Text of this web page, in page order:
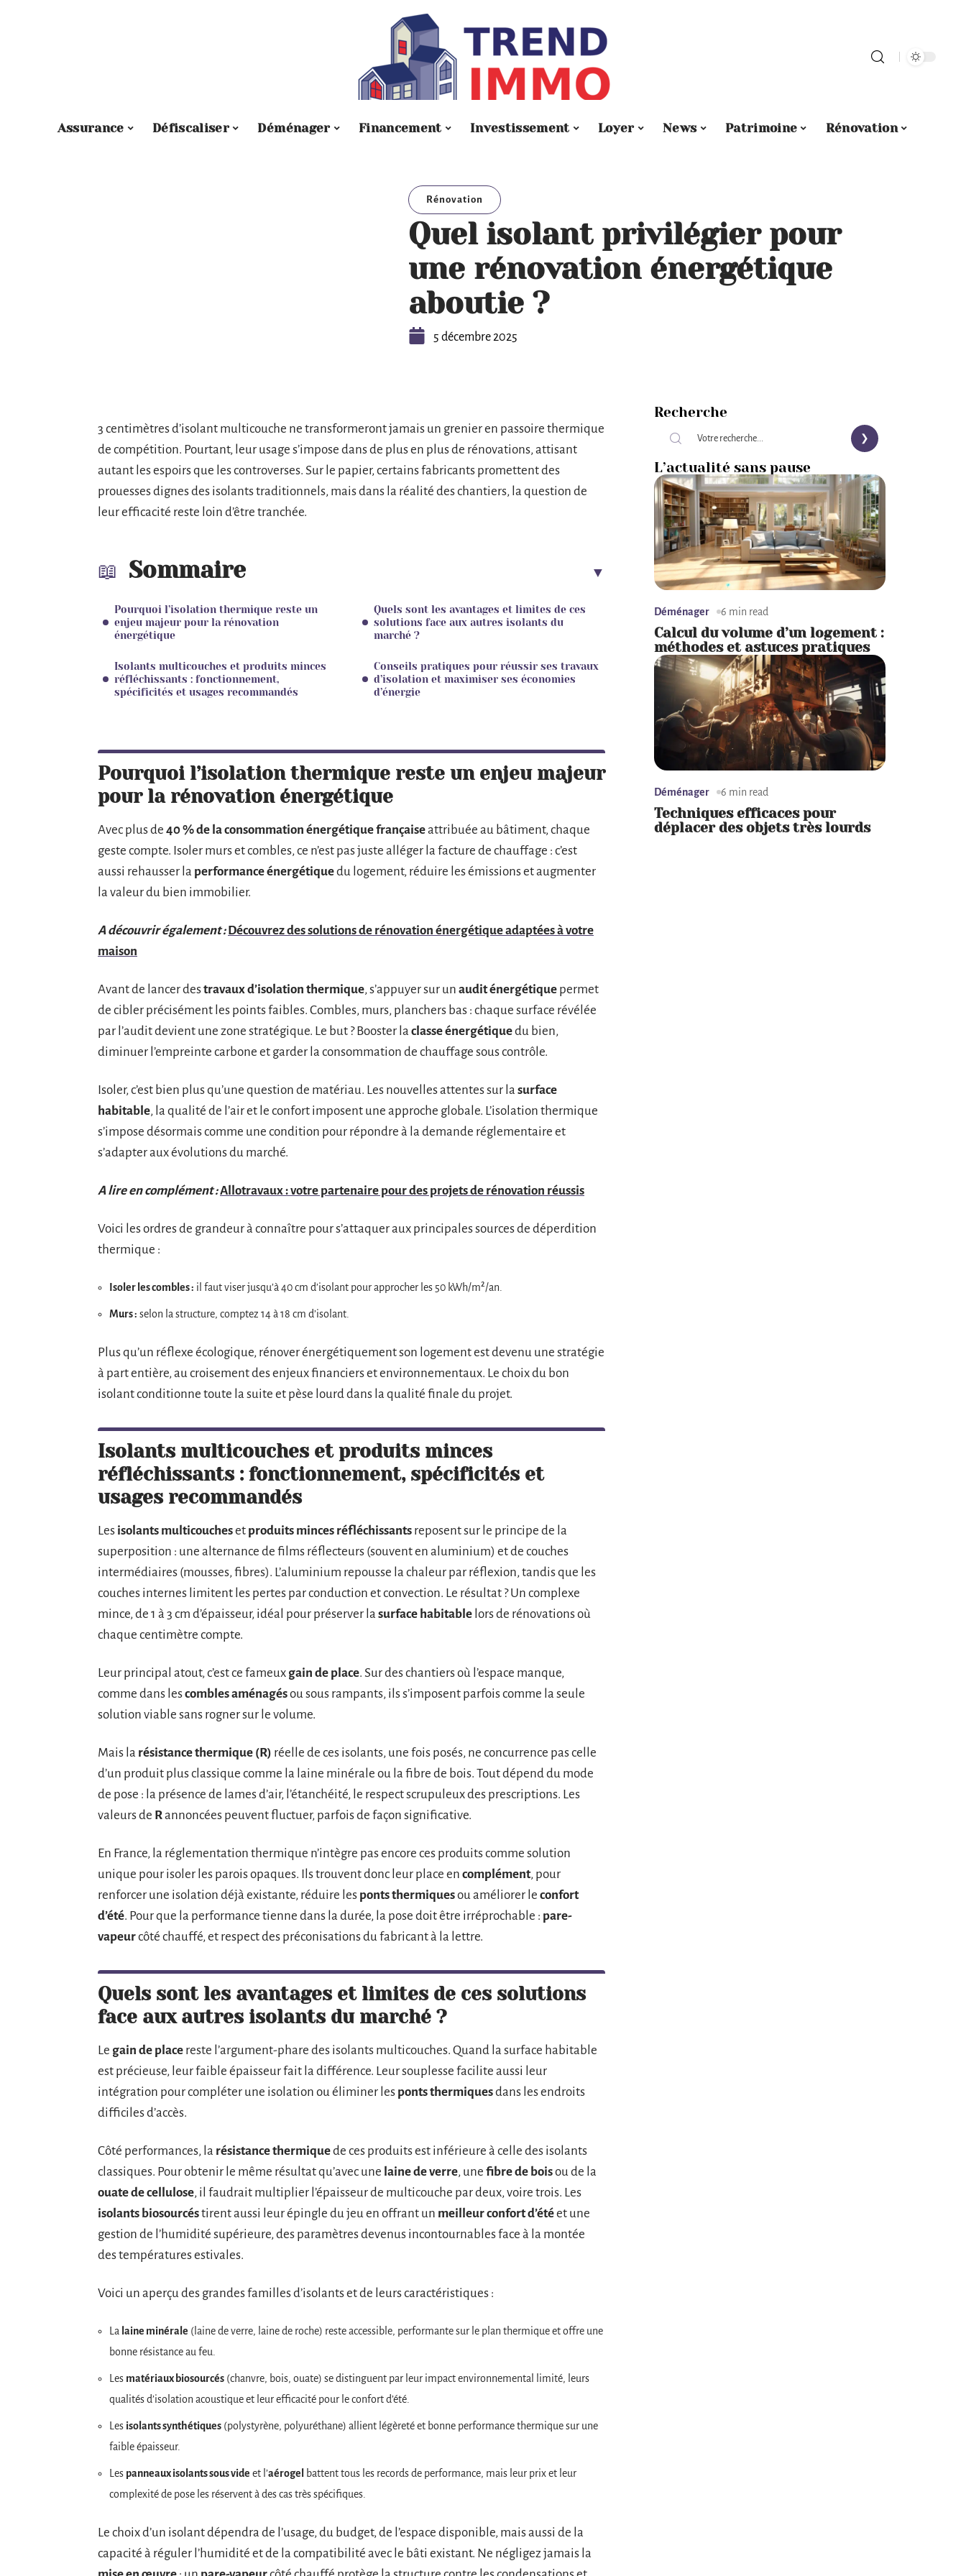
Assurance Défiscaliser Déménager Financement Investissement Loyer News Patrimoine Rénovation
Rénovation
Quel isolant privilégier pour
une rénovation énergétique
aboutie ?
5 décembre 2025
3 centimètres d’isolant multicouche ne transformeront jamais un grenier en passoire thermique
de compétition. Pourtant, leur usage s’impose dans de plus en plus de rénovations, attisant
autant les espoirs que les controverses. Sur le papier, certains fabricants promettent des
prouesses dignes des isolants traditionnels, mais dans la réalité des chantiers, la question de
leur efficacité reste loin d’être tranchée.
Sommaire
Pourquoi l’isolation thermique reste un
enjeu majeur pour la rénovation
énergétique
Isolants multicouches et produits minces
réfléchissants : fonctionnement,
spécificités et usages recommandés
Quels sont les avantages et limites de ces
solutions face aux autres isolants du
marché ?
Conseils pratiques pour réussir ses travaux
d’isolation et maximiser ses économies
d’énergie
Pourquoi l’isolation thermique reste un enjeu majeur
pour la rénovation énergétique
Avec plus de 40 % de la consommation énergétique françaiseattribuée au bâtiment, chaque
geste compte. Isoler murs et combles, ce n’est pas juste alléger la facture de chauffage : c’est
aussi rehausser la performance énergétiquedu logement, réduire les émissions et augmenter
la valeur du bien immobilier.
A découvrir également : Découvrez des solutions de rénovation énergétique adaptées à votre
maison
Avant de lancer destravaux d’isolation thermique, s’appuyer sur un audit énergétique permet
de cibler précisément les points faibles. Combles, murs, planchers bas : chaque surface révélée
par l’audit devient une zone stratégique. Le but ? Booster la classe énergétiquedu bien,
diminuer l’empreinte carbone et garder la consommation de chauffage sous contrôle.
Isoler, c’est bien plus qu’une question de matériau. Les nouvelles attentes sur la surface
habitable, la qualité de l’air et le confort imposent une approche globale. L’isolation thermique
s’impose désormais comme une condition pour répondre à la demande réglementaire et
s’adapter aux évolutions du marché.
A lire en complément :Allotravaux : votre partenaire pour des projets de rénovation réussis
Voici les ordres de grandeur à connaître pour s’attaquer aux principales sources de déperdition
thermique :
Isoler les combles : il faut viser jusqu’à 40 cm d’isolant pour approcher les 50 kWh/m²/an.
Murs : selon la structure, comptez 14 à 18 cm d’isolant.
Plus qu’un réflexe écologique, rénover énergétiquement son logement est devenu une stratégie
à part entière, au croisement des enjeux financiers et environnementaux. Le choix du bon
isolant conditionne toute la suite et pèse lourd dans la qualité finale du projet.
Isolants multicouches et produits minces
réfléchissants : fonctionnement, spécificités et
usages recommandés
Les isolants multicoucheset produits minces réfléchissants reposent sur le principe de la
superposition : une alternance de films réflecteurs (souvent en aluminium) et de couches
intermédiaires (mousses, fibres). L’aluminium repousse la chaleur par réflexion, tandis que les
couches internes limitent les pertes par conduction et convection. Le résultat ? Un complexe
mince, de 1 à 3 cm d’épaisseur, idéal pour préserver la surface habitable lors de rénovations où
chaque centimètre compte.
Leur principal atout, c’est ce fameux gain de place. Sur des chantiers où l’espace manque,
comme dans lescombles aménagésou sous rampants, ils s’imposent parfois comme la seule
solution viable sans rogner sur le volume.
Mais la résistance thermique (R) réelle de ces isolants, une fois posés, ne concurrence pas celle
d’un produit plus classique comme la laine minérale ou la fibre de bois. Tout dépend du mode
de pose : la présence de lames d’air, l’étanchéité, le respect scrupuleux des prescriptions. Les
valeurs de Rannoncées peuvent fluctuer, parfois de façon significative.
En France, la réglementation thermique n’intègre pas encore ces produits comme solution
unique pour isoler les parois opaques. Ils trouvent donc leur place en complément, pour
renforcer une isolation déjà existante, réduire les ponts thermiquesou améliorer le confort
d’été. Pour que la performance tienne dans la durée, la pose doit être irréprochable : pare-
vapeurcôté chauffé, et respect des préconisations du fabricant à la lettre.
Quels sont les avantages et limites de ces solutions
face aux autres isolants du marché ?
Le gain de place reste l’argument-phare des isolants multicouches. Quand la surface habitable
est précieuse, leur faible épaisseur fait la différence. Leur souplesse facilite aussi leur
intégration pour compléter une isolation ou éliminer les ponts thermiquesdans les endroits
difficiles d’accès.
Côté performances, la résistance thermiquede ces produits est inférieure à celle des isolants
classiques. Pour obtenir le même résultat qu’avec une laine de verre, une fibre de boisou de la
ouate de cellulose, il faudrait multiplier l’épaisseur de multicouche par deux, voire trois. Les
isolants biosourcéstirent aussi leur épingle du jeu en offrant un meilleur confort d’étéet une
gestion de l’humidité supérieure, des paramètres devenus incontournables face à la montée
des températures estivales.
Voici un aperçu des grandes familles d’isolants et de leurs caractéristiques :
La laine minérale (laine de verre, laine de roche) reste accessible, performante sur le plan thermique et offre une
bonne résistance au feu.
Les matériaux biosourcés (chanvre, bois, ouate) se distinguent par leur impact environnemental limité, leurs
qualités d’isolation acoustique et leur efficacité pour le confort d’été.
Les isolants synthétiques (polystyrène, polyuréthane) allient légèreté et bonne performance thermique sur une
faible épaisseur.
Les panneaux isolants sous vide et l’aérogel battent tous les records de performance, mais leur prix et leur
complexité de pose les réservent à des cas très spécifiques.
Le choix d’un isolant dépendra de l’usage, du budget, de l’espace disponible, mais aussi de la
capacité à réguler l’humidité et de la compatibilité avec le bâti existant. Ne négligez jamais la
Recherche
L’actualité sans pause
Déménager 6 min read
Calcul du volume d’un logement :
méthodes et astuces pratiques
Déménager 6 min read
Techniques efficaces pour
déplacer des objets très lourds